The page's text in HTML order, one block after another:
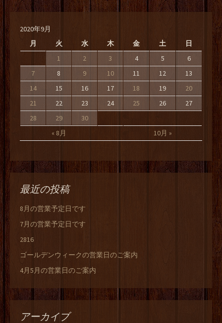
2020年9月
月
火 水 木 金 土 日
« 8月 10月 »
1 2 3 4 5
6
7
8 9 10 11 12
13
14
15 16 17 18 19
20
21
22 23 24 25 26
27
28
29 30
最近の投稿
8月の営業予定日です
7月の営業予定日です
2816
ゴールデンウィークの営業日のご案内
4月5月の営業日のご案内
アーカイブ